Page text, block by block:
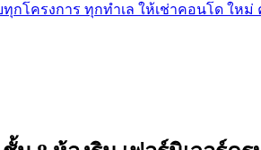
โครงการ ทุกทำเล ให้เช่าคอนโด ใหม่